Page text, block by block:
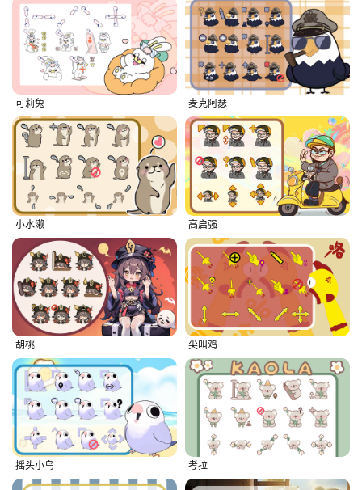
可莉兔 麦克阿瑟
小水濑 高启强
胡桃 尖叫鸡
摇头小鸟 考拉